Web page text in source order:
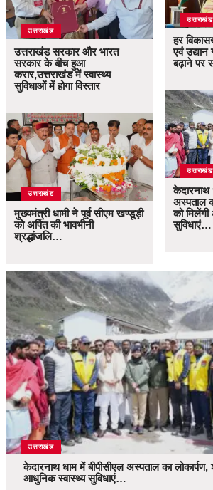
उत्तराखंड
उत्तराखंड सरकार और भारत
सरकार के बीच हुआ
करार,उत्तराखंड में स्वास्थ्य
सुविधाओं में होगा विस्तार
उत्तराखंड
मुख्यमंत्री धामी ने पूर्व सीएम खण्डूड़ी
को अर्पित की भावभीनी
श्रद्धांजलि…
उत्तराखंड
हर
एवं उद्यान
बढ़ाने पर
उत्तराखंड
केदारनाथ
अस्पताल
को
सुविधाएं…
उत्तराखंड
केदारनाथ धाम में बीपीसीएल अस्पताल का लोकार्पण,
आधुनिक स्वास्थ्य सुविधाएं…